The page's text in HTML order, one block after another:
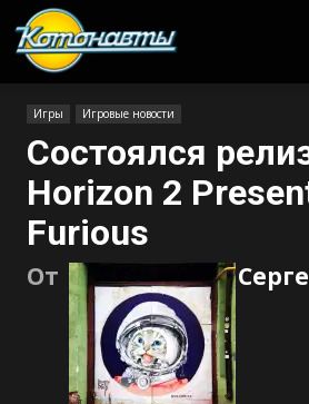
Игры Игровые новости
Состоялся
Horizon 2
Furious
От